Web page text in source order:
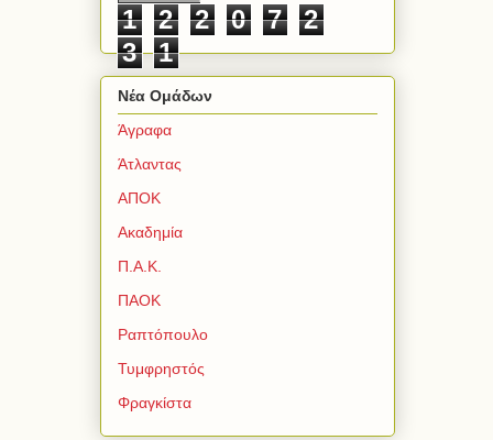
1 2 2 0 7
2
3
1
Νέα Ομάδων
Άγραφα
Άτλαντας
ΑΠΟΚ
Ακαδημία
Π.Α.Κ.
ΠΑΟΚ
Ραπτόπουλο
Τυμφρηστός
Φραγκίστα